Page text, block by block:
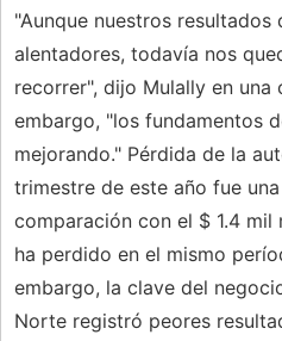
"Aunque nuestros
alentadores, todavía nos
recorrer", dijo Mulally en
embargo, "los fundamentos
mejorando." Pérdida de la
trimestre de este año fue
comparación con el $ 1.4 mil
ha perdido en el mismo
embargo, la clave del
Norte registró peores